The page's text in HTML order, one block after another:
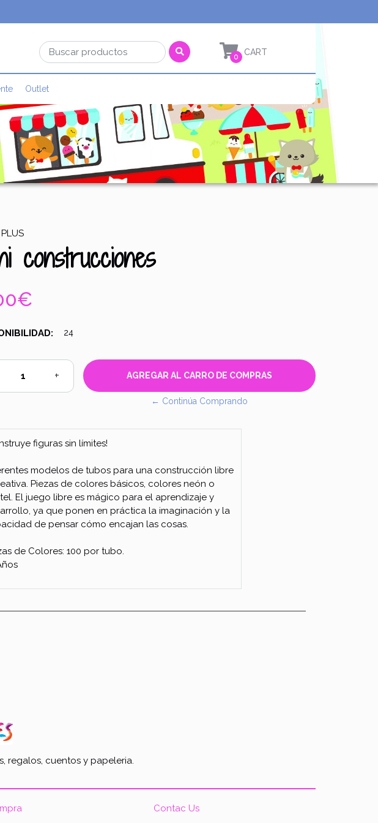
0
Outlet
construcciones
24
+
← Continúa Comprando
figuras sin límites!
modelos de tubos para una construcción libre
Piezas de colores básicos, colores neón o
El juego libre es mágico para el aprendizaje y
ya que ponen en práctica la imaginación y la
de pensar cómo encajan las cosas.
de Colores: 100 por tubo.
regalos, cuentos y papeleria.
Contac Us